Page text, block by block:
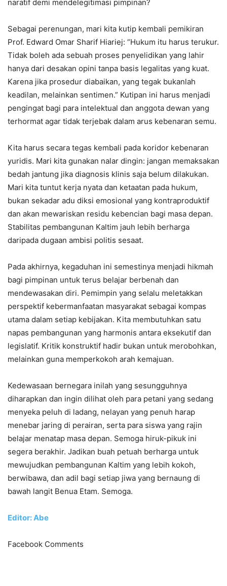
naratif demi mendelegitimasi pimpinan?
Sebagai perenungan, mari kita kutip kembali pemikiran
Prof. Edward Omar Sharif Hiariej: “Hukum itu harus terukur.
Tidak boleh ada sebuah proses penyelidikan yang lahir
hanya dari desakan opini tanpa basis legalitas yang kuat.
Karena jika prosedur diabaikan, yang tegak bukanlah
keadilan, melainkan sentimen.” Kutipan ini harus menjadi
pengingat bagi para intelektual dan anggota dewan yang
terhormat agar tidak terjebak dalam arus kebenaran semu.
Kita harus secara tegas kembali pada koridor kebenaran
yuridis. Mari kita gunakan nalar dingin: jangan memaksakan
bedah jantung jika diagnosis klinis saja belum dilakukan.
Mari kita tuntut kerja nyata dan ketaatan pada hukum,
bukan sekadar adu diksi emosional yang kontraproduktif
dan akan mewariskan residu kebencian bagi masa depan.
Stabilitas pembangunan Kaltim jauh lebih berharga
daripada dugaan ambisi politis sesaat.
Pada akhirnya, kegaduhan ini semestinya menjadi hikmah
bagi pimpinan untuk terus belajar berbenah dan
mendewasakan diri. Pemimpin yang selalu meletakkan
perspektif kebermanfaatan masyarakat sebagai kompas
utama dalam setiap kebijakan. Kita membutuhkan satu
napas pembangunan yang harmonis antara eksekutif dan
legislatif. Kritik konstruktif hadir bukan untuk merobohkan,
melainkan guna memperkokoh arah kemajuan.
Kedewasaan bernegara inilah yang sesungguhnya
diharapkan dan ingin dilihat oleh para petani yang sedang
menyeka peluh di ladang, nelayan yang penuh harap
menebar jaring di perairan, serta para siswa yang rajin
belajar menatap masa depan. Semoga hiruk-pikuk ini
segera berakhir. Jadikan buah petuah berharga untuk
mewujudkan pembangunan Kaltim yang lebih kokoh,
berwibawa, dan adil bagi setiap jiwa yang bernaung di
bawah langit Benua Etam. Semoga.
Editor: Abe
Facebook Comments